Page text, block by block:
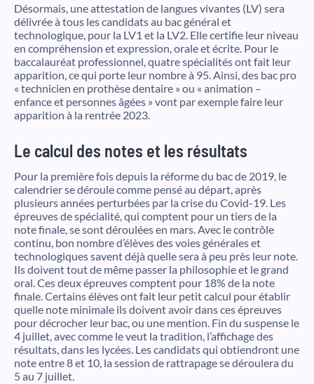
Désormais, une attestation de langues vivantes (LV) sera
délivrée à tous les candidats au bac général et
technologique, pour la LV1 et la LV2. Elle certifie leur niveau
en compréhension et expression, orale et écrite. Pour le
baccalauréat professionnel, quatre spécialités ont fait leur
apparition, ce qui porte leur nombre à 95. Ainsi, des bac pro
« technicien en prothèse dentaire » ou « animation –
enfance et personnes âgées » vont par exemple faire leur
apparition à la rentrée 2023.
Le calcul des notes et les résultats
Pour la première fois depuis la réforme du bac de 2019, le
calendrier se déroule comme pensé au départ, après
plusieurs années perturbées par la crise du Covid-19. Les
épreuves de spécialité, qui comptent pour un tiers de la
note finale, se sont déroulées en mars. Avec le contrôle
continu, bon nombre d’élèves des voies générales et
technologiques savent déjà quelle sera à peu près leur note.
Ils doivent tout de même passer la philosophie et le grand
oral. Ces deux épreuves comptent pour 18% de la note
finale. Certains élèves ont fait leur petit calcul pour établir
quelle note minimale ils doivent avoir dans ces épreuves
pour décrocher leur bac, ou une mention. Fin du suspense le
4 juillet, avec comme le veut la tradition, l’affichage des
résultats, dans les lycées. Les candidats qui obtiendront une
note entre 8 et 10, la session de rattrapage se déroulera du
5 au 7 juillet.